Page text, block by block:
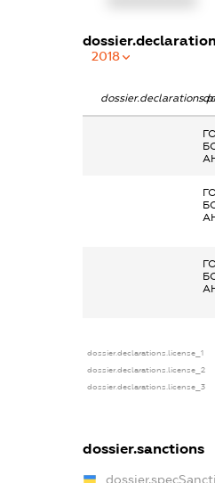
2018
dossier.declarations.license_1
dossier.declarations.license_2
dossier.declarations.license_3
dossier.sanctions